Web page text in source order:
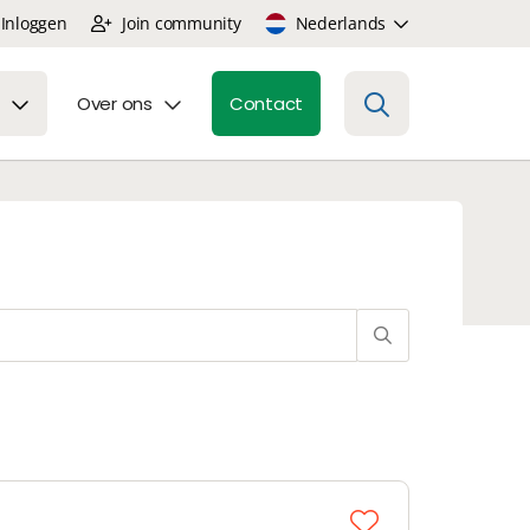
Join community Nederlands
Over ons Contact